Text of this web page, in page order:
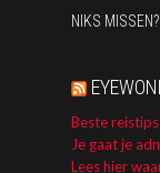
NIKS
Beste
Je gaat je
Lees hier